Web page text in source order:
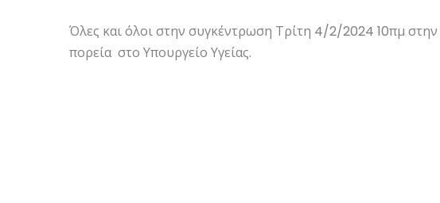
Όλες και όλοι στην συγκέντρωση Τρίτη 4/2/2024 10πμ στην
πορεία στο Υπουργείο Υγείας.